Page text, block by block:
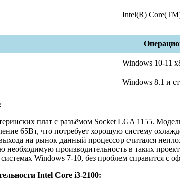
Intel(R)
Windows 10-11
Windows 8.1 и
плат с разъёмом Socket LGA 1155.
65Вт, что потребует хорошую систему
на рынок данный процессор считался
производительность в таких
Windows 7-10, без проблем справится с
Intel Core i3-2100: